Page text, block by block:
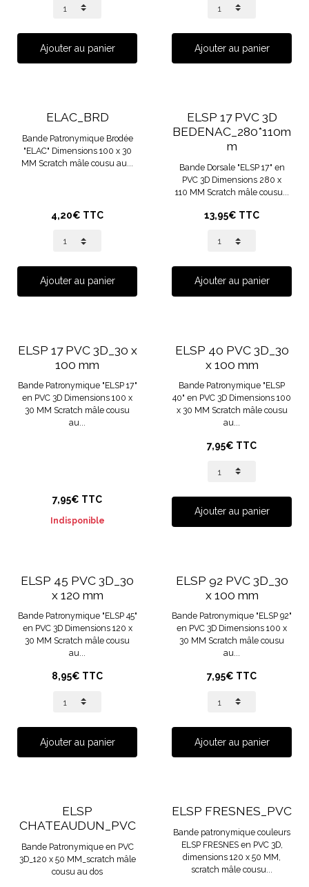
Ajouter au panier Ajouter au panier
ELAC_BRD
Bande Patronymique Brodée
"ELAC" Dimensions 100 x 30
MM Scratch mâle cousu au...
4,20€ TTC
Ajouter au panier
ELSP 17 PVC 3D
BEDENAC_280*110m
m
Bande Dorsale "ELSP 17" en
PVC 3D Dimensions 280 x
110 MM Scratch mâle cousu...
13,95€ TTC
Ajouter au panier
ELSP 17 PVC 3D_30 x
100 mm
Bande Patronymique "ELSP 17"
en PVC 3D Dimensions 100 x
30 MM Scratch mâle cousu
au...
7,95€ TTC
Indisponible
ELSP 40 PVC 3D_30
x 100 mm
Bande Patronymique "ELSP
40" en PVC 3D Dimensions 100
x 30 MM Scratch mâle cousu
au...
7,95€ TTC
Ajouter au panier
ELSP 45 PVC 3D_30
x 120 mm
Bande Patronymique "ELSP 45"
en PVC 3D Dimensions 120 x
30 MM Scratch mâle cousu
au...
8,95€ TTC
Ajouter au panier
ELSP 92 PVC 3D_30
x 100 mm
Bande Patronymique "ELSP 92"
en PVC 3D Dimensions 100 x
30 MM Scratch mâle cousu
au...
7,95€ TTC
Ajouter au panier
ELSP
CHATEAUDUN_PVC
Bande Patronymique en PVC
3D_120 x 50 MM_scratch mâle
cousu au dos
ELSP FRESNES_PVC
Bande patronymique couleurs
ELSP FRESNES en PVC 3D,
dimensions 120 x 50 MM,
scratch mâle cousu...